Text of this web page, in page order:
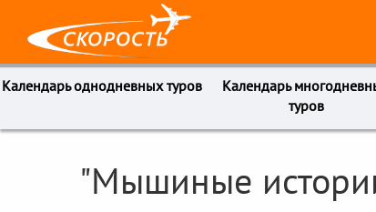
Календарь однодневных туров
Календарь
туров
"Мышиные